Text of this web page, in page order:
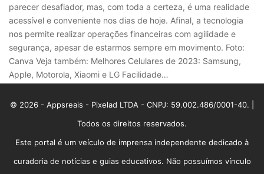
parecer desafiador, mas, com toda a certeza, é uma realidade
acessível e conveniente nos dias de hoje. Afinal, a tecnologia
nos permite realizar operações financeiras com agilidade e
segurança, apesar de estarmos sempre em movimento. Foto:
Canva Veja também: Melhores Celulares de 2023: Samsung,
Apple, Motorola, Xiaomi e LG Facilidade…
© 2026 - Appsreais - Pixelad LTDA - CNPJ: 59.002.486/0001-40. |
Todos os direitos reservados.
Este portal é um veículo de imprensa independente dedicado à
curadoria de notícias e guias educativos. Não possuímos vínculo